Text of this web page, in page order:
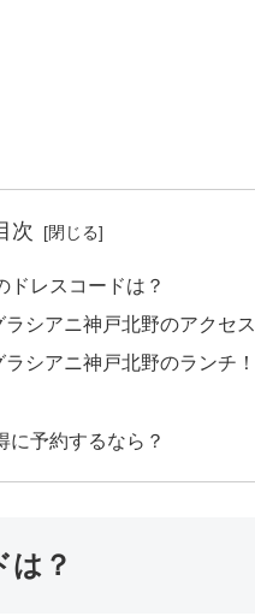
次
ドレスコードは？
ラシアニ神戸北野のアクセス
シアニ神戸北野のランチ！
に予約するなら？
は？